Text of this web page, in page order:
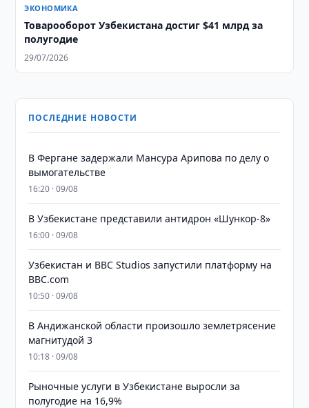
ЭКОНОМИКА
Товарооборот Узбекистана достиг $41 млрд за
полугодие
29/07/2026
ПОСЛЕДНИЕ НОВОСТИ
В Фергане задержали Мансура Арипова по делу о
вымогательстве
16:20 · 09/08
В Узбекистане представили антидрон «Шункор-8»
16:00 · 09/08
Узбекистан и BBC Studios запустили платформу на
BBC.com
10:50 · 09/08
В Андижанской области произошло землетрясение
магнитудой 3
10:18 · 09/08
Рыночные услуги в Узбекистане выросли за
полугодие на 16,9%